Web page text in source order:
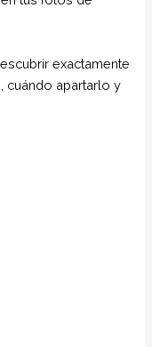
exactamente
cuándo apartarlo y